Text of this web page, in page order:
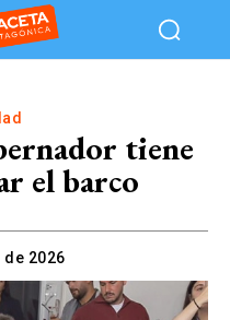
tiene
el barco
2026